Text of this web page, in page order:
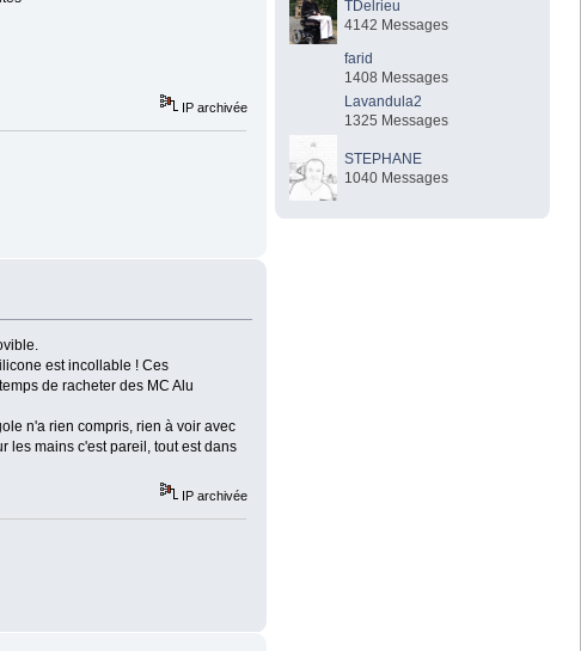
IP archivée
est incollable ! Ces
de racheter des MC Alu
n'a rien compris, rien à voir avec
les mains c'est pareil, tout est dans
IP archivée
TDelrieu
4142 Messages
farid
1408 Messages
Lavandula2
1325 Messages
STEPHANE
1040 Messages